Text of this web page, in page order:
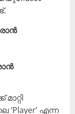
‘Player’ എന്ന